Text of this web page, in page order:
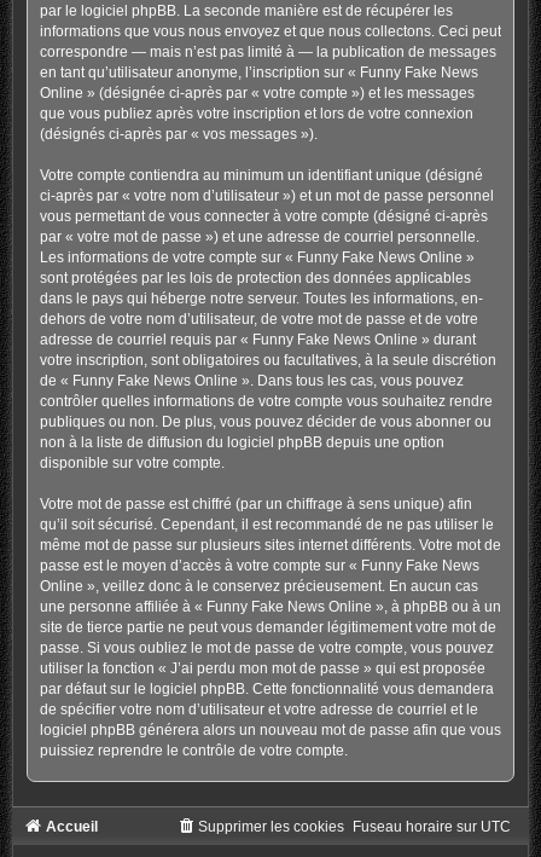
par le logiciel phpBB. La seconde manière est de récupérer les
informations que vous nous envoyez et que nous collectons. Ceci peut
correspondre — mais n’est pas limité à — la publication de messages
en tant qu’utilisateur anonyme, l’inscription sur « Funny Fake News
Online » (désignée ci-après par « votre compte ») et les messages
que vous publiez après votre inscription et lors de votre connexion
(désignés ci-après par « vos messages »).
Votre compte contiendra au minimum un identifiant unique (désigné
ci-après par « votre nom d’utilisateur ») et un mot de passe personnel
vous permettant de vous connecter à votre compte (désigné ci-après
par « votre mot de passe ») et une adresse de courriel personnelle.
Les informations de votre compte sur « Funny Fake News Online »
sont protégées par les lois de protection des données applicables
dans le pays qui héberge notre serveur. Toutes les informations, en-
dehors de votre nom d’utilisateur, de votre mot de passe et de votre
adresse de courriel requis par « Funny Fake News Online » durant
votre inscription, sont obligatoires ou facultatives, à la seule discrétion
de « Funny Fake News Online ». Dans tous les cas, vous pouvez
contrôler quelles informations de votre compte vous souhaitez rendre
publiques ou non. De plus, vous pouvez décider de vous abonner ou
non à la liste de diffusion du logiciel phpBB depuis une option
disponible sur votre compte.
Votre mot de passe est chiffré (par un chiffrage à sens unique) afin
qu’il soit sécurisé. Cependant, il est recommandé de ne pas utiliser le
même mot de passe sur plusieurs sites internet différents. Votre mot de
passe est le moyen d’accès à votre compte sur « Funny Fake News
Online », veillez donc à le conservez précieusement. En aucun cas
une personne affiliée à « Funny Fake News Online », à phpBB ou à un
site de tierce partie ne peut vous demander légitimement votre mot de
passe. Si vous oubliez le mot de passe de votre compte, vous pouvez
utiliser la fonction « J’ai perdu mon mot de passe » qui est proposée
par défaut sur le logiciel phpBB. Cette fonctionnalité vous demandera
de spécifier votre nom d’utilisateur et votre adresse de courriel et le
logiciel phpBB générera alors un nouveau mot de passe afin que vous
puissiez reprendre le contrôle de votre compte.
Accueil Fuseau horaire sur UTC
Supprimer les cookies